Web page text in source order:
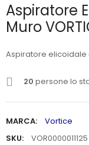
Aspiratore
Muro
Aspiratore elicoidale
20 persone lo
MARCA:
Vortice
SKU:
VOR0000011125